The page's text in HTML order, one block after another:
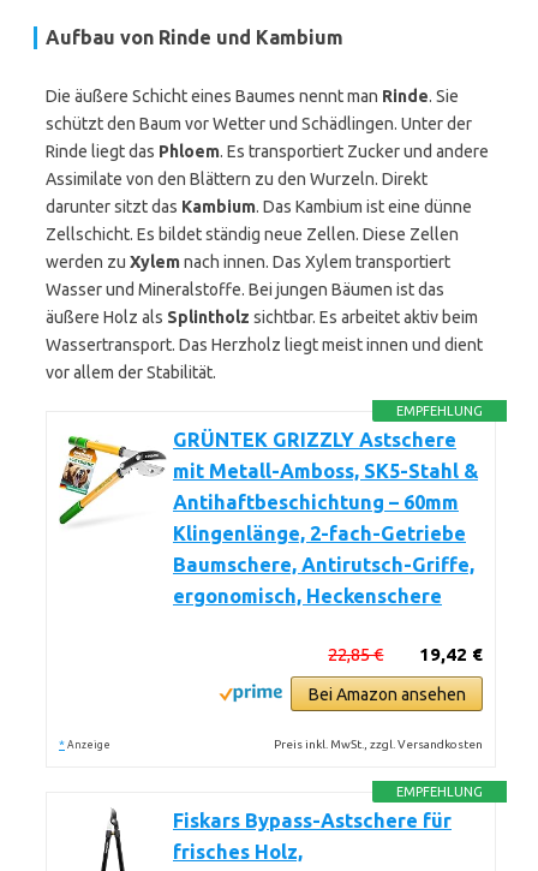
Aufbau von Rinde und Kambium
Die äußere Schicht eines Baumes nennt man Rinde. Sie
schützt den Baum vor Wetter und Schädlingen. Unter der
Rinde liegt das Phloem. Es transportiert Zucker und andere
Assimilate von den Blättern zu den Wurzeln. Direkt
darunter sitzt das Kambium. Das Kambium ist eine dünne
Zellschicht. Es bildet ständig neue Zellen. Diese Zellen
werden zu Xylemnach innen. Das Xylem transportiert
Wasser und Mineralstoffe. Bei jungen Bäumen ist das
äußere Holz als Splintholz sichtbar. Es arbeitet aktiv beim
Wassertransport. Das Herzholz liegt meist innen und dient
vor allem der Stabilität.
EMPFEHLUNG
GRÜNTEK GRIZZLY Astschere
mit Metall-Amboss, SK5-Stahl &
Antihaftbeschichtung – 60mm
Klingenlänge, 2-fach-Getriebe
Baumschere, Antirutsch-Griffe,
ergonomisch, Heckenschere
19,42 €
22,85 €
Bei Amazon ansehen
* Anzeige Preis inkl. MwSt., zzgl. Versandkosten
EMPFEHLUNG
Fiskars Bypass-Astschere für
frisches Holz,